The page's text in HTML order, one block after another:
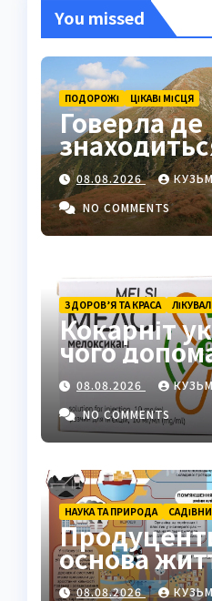
You missed
ПОДОРОЖІ ЦІКАВІ МІСЦЯ
Говерла де
найвища
України в
Карпат
08.08.2026
NO COMMENTS
ЗДОРОВ’Я ТА КРАСА
Кокарніт
чого
працюють
08.08.2026
NO COMMENTS
НАУКА ТА ПРИРОДА
основа
Землі:
08.08.2026